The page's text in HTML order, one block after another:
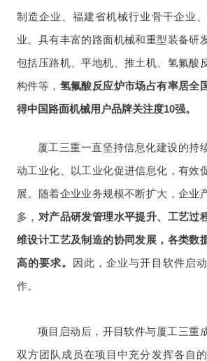
制造企业、福建省机械行业骨干企业
业。具有丰富的路面机械和重型装备研
包括压路机、平地机、推土机、氢氟酸
构件等， 氢氟酸反应炉市场占有率居全
得中国路面机械用户品牌关注度10强。
厦工三重一直坚持信息化建设的持
动工业化、以工业化促进信息化，有效
展。随着企业业务规模不断扩大，企业
多， 对产品研发管理水平提升、工艺过
维设计工艺及制造的协同发展，各类数
高的要求。 因此，企业与开目软件启
作。
项目启动后， 开目软件与厦工三重
双方团队成员在项目中充分发挥各自